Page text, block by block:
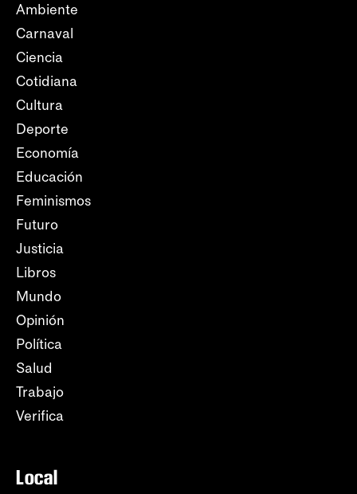
Ambiente
Carnaval
Ciencia
Cotidiana
Cultura
Deporte
Economía
Educación
Feminismos
Futuro
Justicia
Libros
Mundo
Opinión
Política
Salud
Trabajo
Verifica
Local